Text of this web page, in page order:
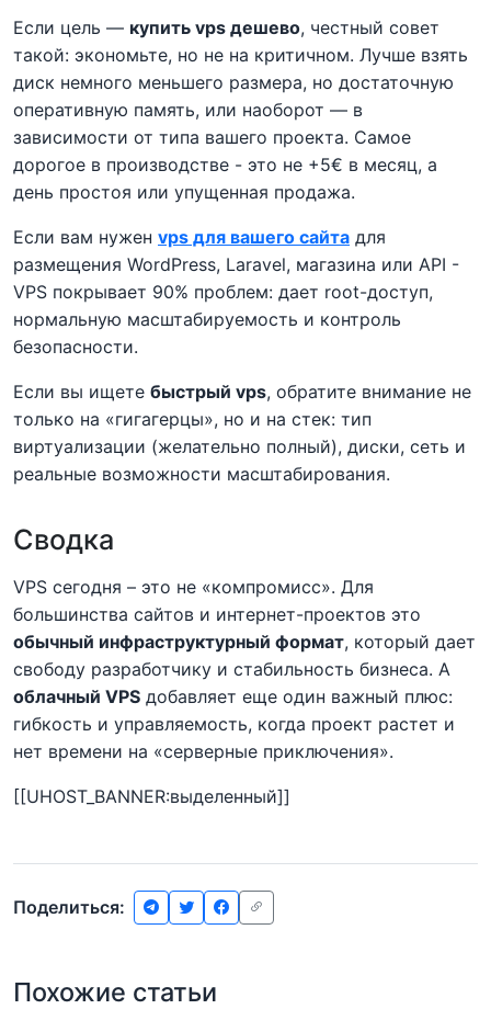
Если цель — купить vps дешево, честный совет
такой: экономьте, но не на критичном. Лучше взять
диск немного меньшего размера, но достаточную
оперативную память, или наоборот — в
зависимости от типа вашего проекта. Самое
дорогое в производстве - это не +5€ в месяц, а
день простоя или упущенная продажа.
Если вам нужен vps для вашего сайта для
размещения WordPress, Laravel, магазина или API -
VPS покрывает 90% проблем: дает root-доступ,
нормальную масштабируемость и контроль
безопасности.
Если вы ищете быстрый vps, обратите внимание не
только на «гигагерцы», но и на стек: тип
виртуализации (желательно полный), диски, сеть и
реальные возможности масштабирования.
Сводка
VPS сегодня – это не «компромисс». Для
большинства сайтов и интернет-проектов это
обычный инфраструктурный формат, который дает
свободу разработчику и стабильность бизнеса. А
облачный VPS добавляет еще один важный плюс:
гибкость и управляемость, когда проект растет и
нет времени на «серверные приключения».
[[UHOST_BANNER:выделенный]]
Поделиться:
Похожие статьи